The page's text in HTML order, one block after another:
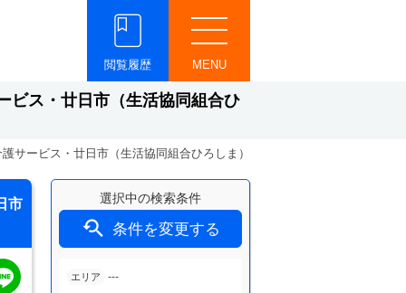
MENU
閲覧履歴
ビス・廿日市（生活協同組合ひ
サービス・廿日市（生活協同組合ひろしま）
選択中の検索条件
 条件を変更する
エリア ---
市